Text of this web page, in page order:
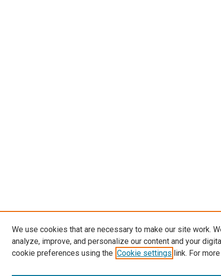
We use cookies that are necessary to make our site work.
analyze, improve, and personalize our content and your
cookie preferences using the Cookie settings link. For